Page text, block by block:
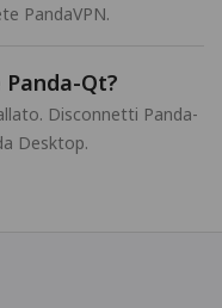
PandaVPN.
Qt?
Disconnetti Panda-
Desktop.